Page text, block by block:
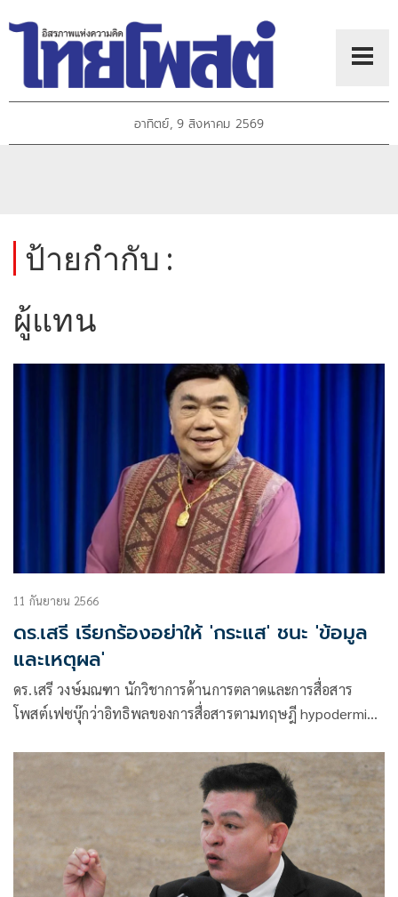
อาทิตย์, 9 สิงหาคม 2569
ป้ายกำกับ :
ผู้แทน
11 กันยายน 2566
ดร.เสรี เรียกร้องอย่าให้ 'กระแส' ชนะ 'ข้อมูล
และเหตุผล'
ดร.เสรี วงษ์มณฑา นักวิชาการด้านการตลาดและการสื่อสาร
โพสต์เฟซบุ๊กว่าอิทธิพลของการสื่อสารตามทฤษฎี hypodermic